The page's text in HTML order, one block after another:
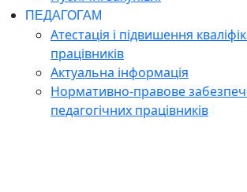
ПЕДАГОГАМ
Атестація і підвишення
працівників
Актуальна інформація
Нормативно-правове
педагогічних працівників